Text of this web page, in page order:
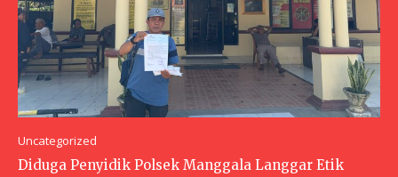
Uncategorized
Diduga Penyidik Polsek Manggala Langgar Etik